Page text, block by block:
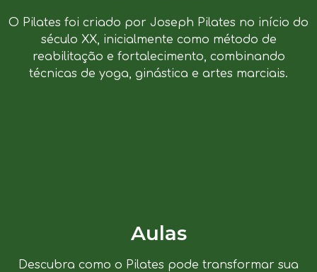
O Pilates foi criado por Joseph Pilates no início do
século XX, inicialmente como método de
reabilitação e fortalecimento, combinando
técnicas de yoga, ginástica e artes marciais.
Aulas
Descubra como o Pilates pode transformar sua